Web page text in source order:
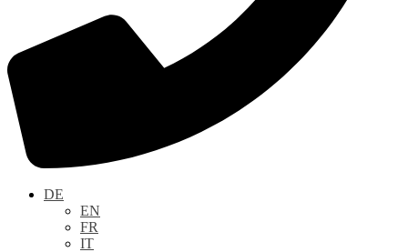
DE
EN
FR
IT